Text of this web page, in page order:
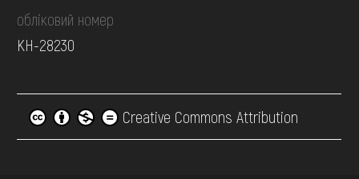
обліковий номер
КН-28230
Creative Commons Attribution